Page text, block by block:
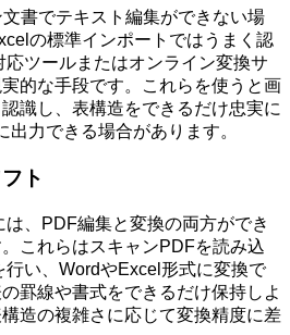
書でテキスト編集ができない場
の標準インポートではうまく認
ツールまたはオンライン変換サ
的な手段です。これらを使うと画
識し、表構造をできるだけ忠実に
力できる場合があります。
ト
、PDF編集と変換の両方ができ
これらはスキャンPDFを読み込
い、WordやExcel形式に変換で
罫線や書式をできるだけ保持しよ
造の複雑さに応じて変換精度に差